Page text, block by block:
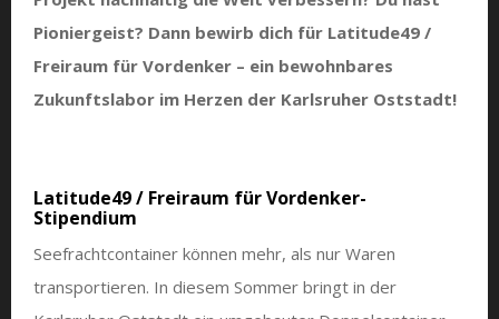
Pioniergeist? Dann bewirb dich für Latitude49 /
Freiraum für Vordenker – ein bewohnbares
Zukunftslabor im Herzen der Karlsruher Oststadt!
Latitude49 / Freiraum für Vordenker-
Stipendium
Seefrachtcontainer können mehr, als nur Waren
transportieren. In diesem Sommer bringt in der